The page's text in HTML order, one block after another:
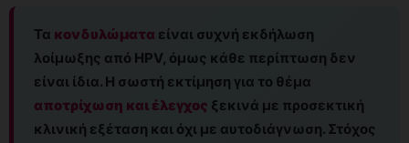
Τα κονδυλώματα είναι συχνή εκδήλωση
λοίμωξης από HPV, όμως κάθε περίπτωση δεν
είναι ίδια. Η σωστή εκτίμηση για το θέμα
αποτρίχωση και έλεγχος ξεκινά με προσεκτική
κλινική εξέταση και όχι με αυτοδιάγνωση. Στόχος